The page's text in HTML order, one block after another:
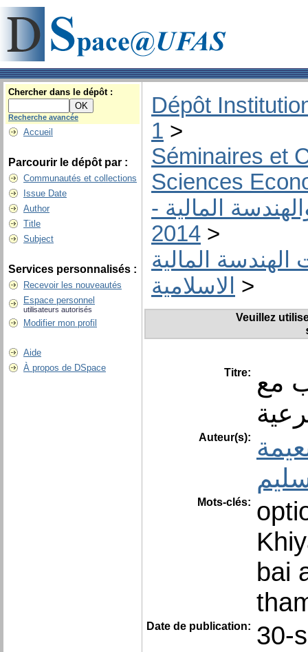
Chercher dans le dépôt :
Recherche avancée
Accueil
Parcourir le dépôt par :
Communautés et collections
Issue Date
Author
Title
Subject
Services personnalisés :
Recevoir les nouveautés
Espace personnel
utilisateurs autorisés
Modifier mon profil
Aide
À propos de DSpace
Dépôt
1 >
Séminaires et
Sciences
المالية -
2014 >
الهندسة المالية
الاسلامية
>
Veuillez
Titre:
مع
Auteur(s):
Mots-clés:
bai
Date de publication: 30-